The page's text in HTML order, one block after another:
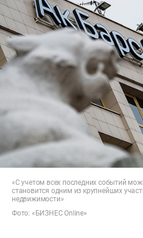
«С учетом всех последних событий
становится одним из крупнейших
недвижимости»
Фото: «БИЗНЕС Online»